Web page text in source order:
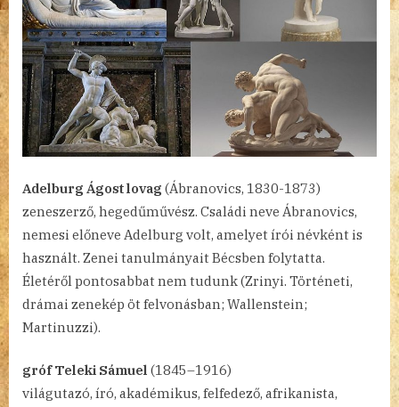
Adelburg Ágost lovag (Ábranovics, 1830-1873)
zeneszerző, hegedűművész. Családi neve Ábranovics,
nemesi előneve Adelburg volt, amelyet írói névként is
használt. Zenei tanulmányait Bécsben folytatta.
Életéről pontosabbat nem tudunk (Zrinyi. Történeti,
drámai zenekép öt felvonásban; Wallenstein;
Martinuzzi).
gróf Teleki Sámuel (1845–1916)
világutazó, író, akadémikus, felfedező, afrikanista,